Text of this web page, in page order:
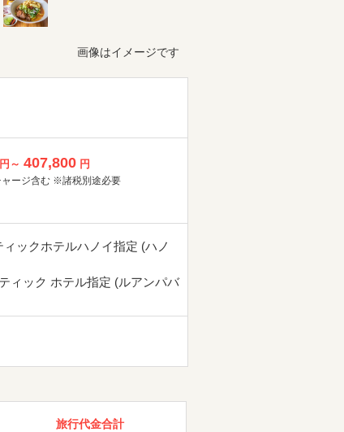
画像はイメージです
円～ 407,800 円
ージ含む ※諸税別途必要
ックホテルハノイ指定 (ハノ
ィック ホテル指定 (ルアンパバ
旅行代金合計